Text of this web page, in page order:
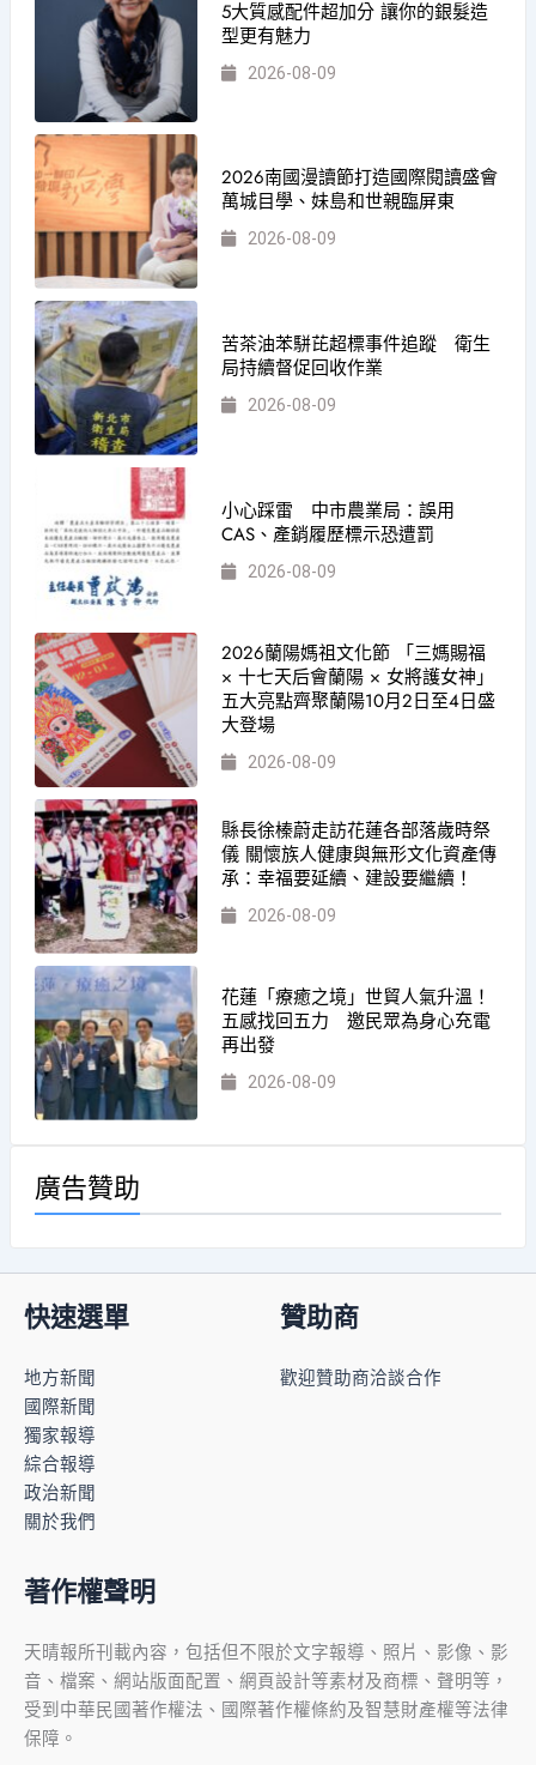
5大質感配件超加分 讓你的銀髮造
型更有魅力
2026-08-09
2026南國漫讀節打造國際閱讀盛會
萬城目學、妹島和世親臨屏東
2026-08-09
苦茶油苯駢芘超標事件追蹤 衛生
局持續督促回收作業
2026-08-09
小心踩雷 中市農業局：誤用
CAS、產銷履歷標示恐遭罰
2026-08-09
2026蘭陽媽祖文化節 「三媽賜福
× 十七天后會蘭陽 × 女將護女神」
五大亮點齊聚蘭陽10月2日至4日盛
大登場
2026-08-09
縣長徐榛蔚走訪花蓮各部落歲時祭
儀 關懷族人健康與無形文化資產傳
承：幸福要延續、建設要繼續！
2026-08-09
花蓮「療癒之境」世貿人氣升溫！
五感找回五力 邀民眾為身心充電
再出發
2026-08-09
廣告贊助
快速選單
地方新聞
國際新聞
獨家報導
綜合報導
政治新聞
關於我們
贊助商
歡迎贊助商洽談合作
著作權聲明
天晴報所刊載內容，包括但不限於文字報導、照片、影像、影
音、檔案、網站版面配置、網頁設計等素材及商標、聲明等，
受到中華民國著作權法、國際著作權條約及智慧財產權等法律
保障。